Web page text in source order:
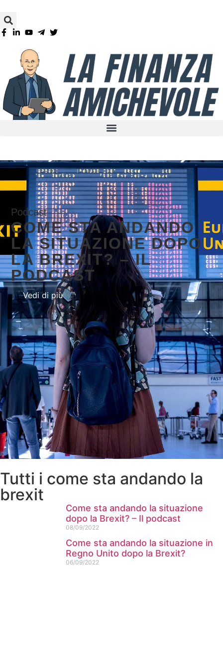
Podcast
COME STA ANDANDO
LA SITUAZIONE DOPO
LA BREXIT? – IL
PODCAST
Vedi di più
Tutti i come sta andando la
brexit
Come sta andando la situazione
dopo la Brexit? – Il podcast
08/09/2022
Come sta andando la situazione in
Regno Unito dopo la Brexit?
06/09/2022